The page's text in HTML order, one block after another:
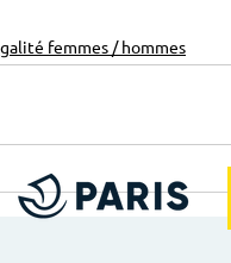
femmes / hommes